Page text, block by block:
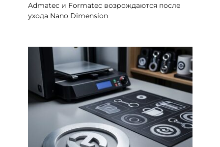
Admatec и Formatec возрождаются после
ухода Nano Dimension